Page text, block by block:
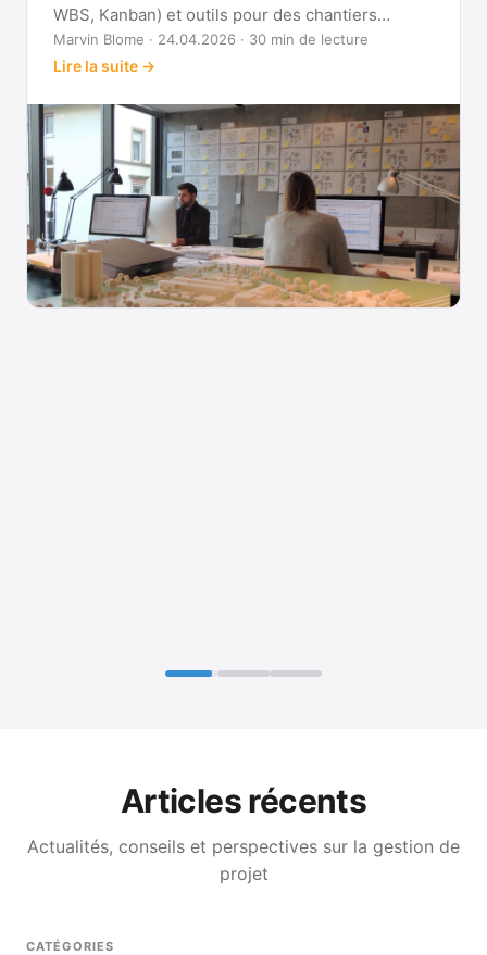
WBS, Kanban) et outils pour des chantiers
réellement pilotables.
Marvin Blome · 24.04.2026 · 30 min de lecture
Lire la suite →
Articles récents
Actualités, conseils et perspectives sur la gestion de
projet
CATÉGORIES